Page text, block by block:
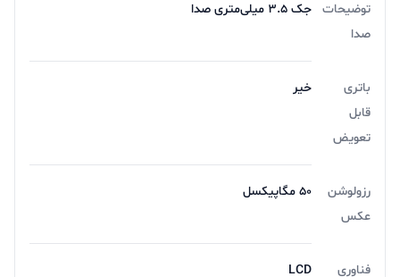
توضیحات
صدا
جک ۳.۵ میلی‌متری صدا
باتری
قابل
تعویض
خیر
رزولوشن
عکس
۵۰ مگاپیکسل
فناوری LCD